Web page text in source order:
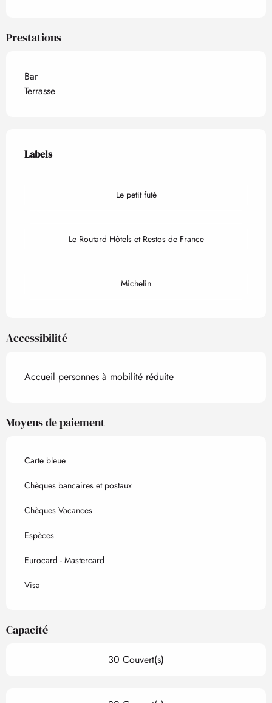
Prestations
Bar
Terrasse
Offres de prestations
Labels
Labels
Le petit futé
Le Routard Hôtels et Restos de France
Michelin
Accessibilité
Accueil personnes à mobilité réduite
Moyens de paiement
Carte bleue
Chèques bancaires et postaux
Chèques Vacances
Espèces
Eurocard - Mastercard
Visa
Capacité
30 Couvert(s)